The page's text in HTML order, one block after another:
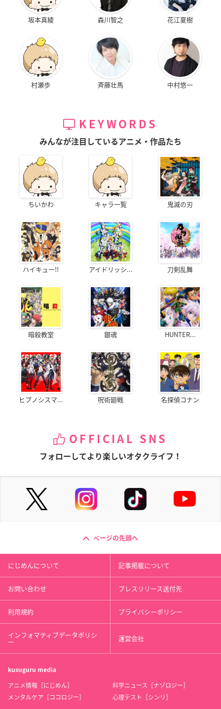
坂本真綾 森川智之 花江夏樹
村瀬歩 斉藤壮馬 中村悠一
KEYWORDS
みんなが注目しているアニメ・作品たち
ちいかわ キャラ一覧 鬼滅の刃
ハイキュー!! アイドリッシ... 刀剣乱舞
暗殺教室 銀魂 HUNTER...
ヒプノシスマ... 呪術廻戦 名探偵コナン
OFFICIAL SNS
フォローしてより楽しいオタクライフ！
ページの先頭へ
にじめんについて 記事掲載について
お問い合わせ プレスリリース送付先
利用規約 プライバシーポリシー
インフォマティブデータポリシ
ー 運営会社
kusuguru media
アニメ情報［にじめん］
科学ニュース［ナゾロジー］
メンタルケア［ココロジー］
心理テスト［シンリ］